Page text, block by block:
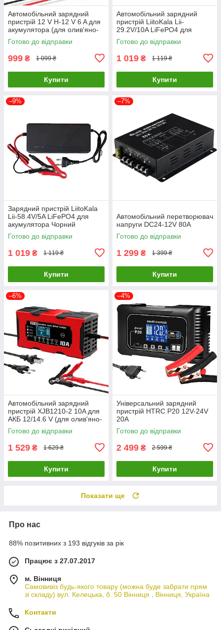
Автомобільний зарядний
пристрій 12 V H-12 V 6 A для
акумулятора (для олив'яно-
кислотних AGM GEL) Smart +
LCD Синій
Готово до відправки
999 ₴ 1 099 ₴
Купити
Автомобільний зарядний
пристрій LiitoKala Lii-
29.2V/10A LiFePO4 для
акумулятора Чорний
Готово до відправки
1 019 ₴ 1 119 ₴
Купити
–9%
Зарядний пристрій LiitoKala
Lii-58.4V/5A LiFePO4 для
акумулятора Чорний
Готово до відправки
1 019 ₴ 1 119 ₴
Купити
–7%
Автомобільний перетворювач
напруги DC24-12V 80A
Готово до відправки
1 299 ₴ 1 399 ₴
Купити
–6%
Автомобільний зарядний
пристрій XJB1210-2 10A для
АКБ 12/14.6 V (для олив'яно-
кислотних AGM Гель
LiFePO4) імпульсний Smart +
Готово до відправки
1 529 ₴ 1 629 ₴
Купити
–4%
Універсальний зарядний
пристрій HTRC P20 12V-24V
20A
Готово до відправки
2 499 ₴ 2 599 ₴
Купити
Показати ще
Про нас
88% позитивних з 193 відгуків за рік
Працює з 27.07.2017
м. Вінниця
Самовивіз будь-якого товару (можна буде забрати прям
зі складу) вул. Келецька, б. 50 Вінниця , Вінниця, Україна
Контакти